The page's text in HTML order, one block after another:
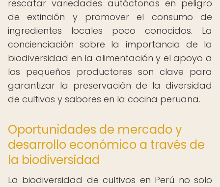
rescatar variedades autóctonas en peligro
de extinción y promover el consumo de
ingredientes locales poco conocidos. La
concienciación sobre la importancia de la
biodiversidad en la alimentación y el apoyo a
los pequeños productores son clave para
garantizar la preservación de la diversidad
de cultivos y sabores en la cocina peruana.
Oportunidades de mercado y
desarrollo económico a través de
la biodiversidad
La biodiversidad de cultivos en Perú no solo